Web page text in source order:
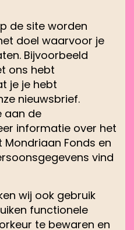
de site worden
doel waarvoor je
Bijvoorbeeld
ons hebt
je je hebt
nieuwsbrief.
aan de
informatie over het
Fonds en
vind
wij ook gebruik
functionele
te bewaren en